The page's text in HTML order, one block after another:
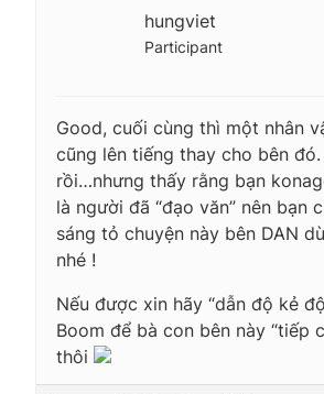
hungviet
Participant
Good, cuối cùng thì một nhân
cũng lên tiếng thay cho bên
rồi…nhưng thấy rằng bạn
là người đã “đạo văn” nên bạn
sáng tỏ chuyện này bên DAN
nhé !
Nếu được xin hãy “dẫn độ kẻ
Boom để bà con bên này “tiếp
thôi